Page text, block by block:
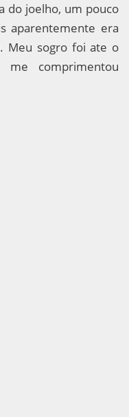
do joelho, um pouco
aparentemente era
Meu sogro foi ate o
comprimentou